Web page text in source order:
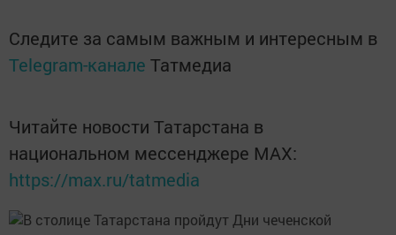
Следите за самым важным и интересным в
Telegram-канале Татмедиа
Читайте новости Татарстана в
национальном мессенджере MАХ:
https://max.ru/tatmedia